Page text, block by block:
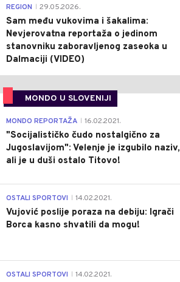
REGION 29.05.2026.
Sam među vukovima i šakalima:
Nevjerovatna reportaža o jedinom
stanovniku zaboravljenog zaseoka u
Dalmaciji (VIDEO)
MONDO U SLOVENIJI
MONDO REPORTAŽA 16.02.2021.
"Socijalističko čudo nostalgično za
Jugoslavijom": Velenje je izgubilo naziv,
ali je u duši ostalo Titovo!
OSTALI SPORTOVI 14.02.2021.
Vujović poslije poraza na debiju: Igrači
Borca kasno shvatili da mogu!
OSTALI SPORTOVI 14.02.2021.